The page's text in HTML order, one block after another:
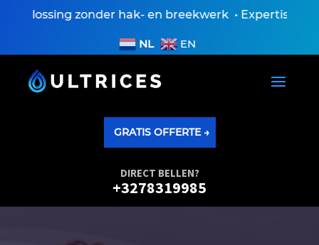
zonder hak- en breekwerk •
NL EN
GRATIS OFFERTE →
DIRECT BELLEN?
+3278319985